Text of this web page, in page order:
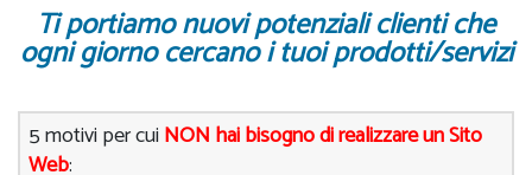
Ti portiamo nuovi potenziali clienti che
ogni giorno cercano i tuoi prodotti/servizi
5 motivi per cuiNON hai bisogno di realizzare un Sito
Web: